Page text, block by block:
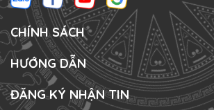
CHÍNH SÁCH
HƯỚNG DẪN
ĐĂNG KÝ NHẬN TIN